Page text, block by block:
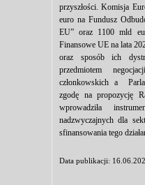
przyszłości. Komisja
euro na Fundusz
EU” oraz 1100 mld
Finansowe UE na lata
oraz sposób ich
przedmiotem
członkowskich a
zgodę na propozycję
wprowadziła
nadzwyczajnych dla
sfinansowania tego
Data publikacji: